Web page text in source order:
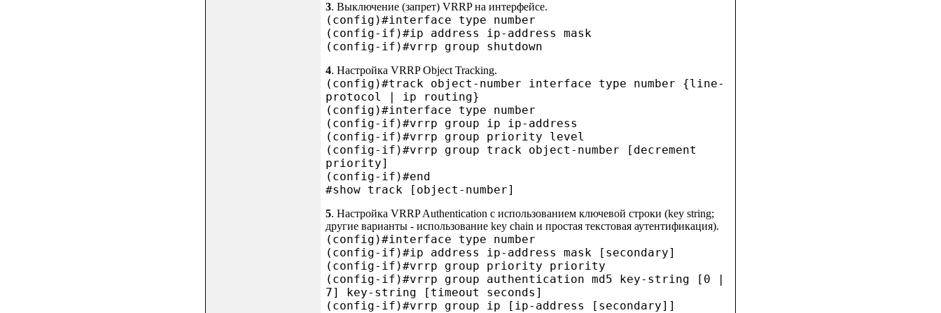
3. Выключение (запрет) VRRP на интерфейсе.
(config)#interface type number
(config-if)#ip address ip-address mask
(config-if)#vrrp group shutdown
4. Настройка VRRP Object Tracking.
(config)#track object-number interface type number {line-
protocol | ip routing}
(config)#interface type number
(config-if)#vrrp group ip ip-address
(config-if)#vrrp group priority level
(config-if)#vrrp group track object-number [decrement
priority]
(config-if)#end
#show track [object-number]
5. Настройка VRRP Authentication с использованием ключевой строки (key string;
другие варианты - использование key chain и простая текстовая аутентификация).
(config)#interface type number
(config-if)#ip address ip-address mask [secondary]
(config-if)#vrrp group priority priority
(config-if)#vrrp group authentication md5 key-string [0 |
7] key-string [timeout seconds]
(config-if)#vrrp group ip [ip-address [secondary]]